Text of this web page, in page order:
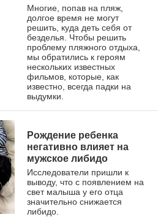
Многие, попав на пляж,
долгое время не могут
решить, куда деть себя от
безделья. Чтобы решить
проблему пляжного отдыха,
мы обратились к героям
нескольких известных
фильмов, которые, как
известно, всегда падки на
выдумки.
Рождение ребенка
негативно влияет на
мужское либидо
Исследователи пришли к
выводу, что с появлением на
свет малыша у его отца
значительно снижается
либидо.